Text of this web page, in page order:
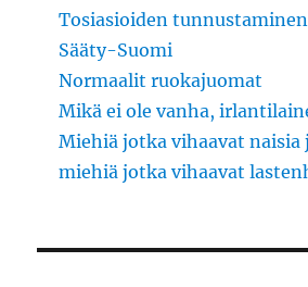
Tosiasioiden tunnustaminen
Sääty-Suomi
Normaalit ruokajuomat
Mikä ei ole vanha,
Miehiä jotka vihaavat naisia
miehiä jotka vihaavat